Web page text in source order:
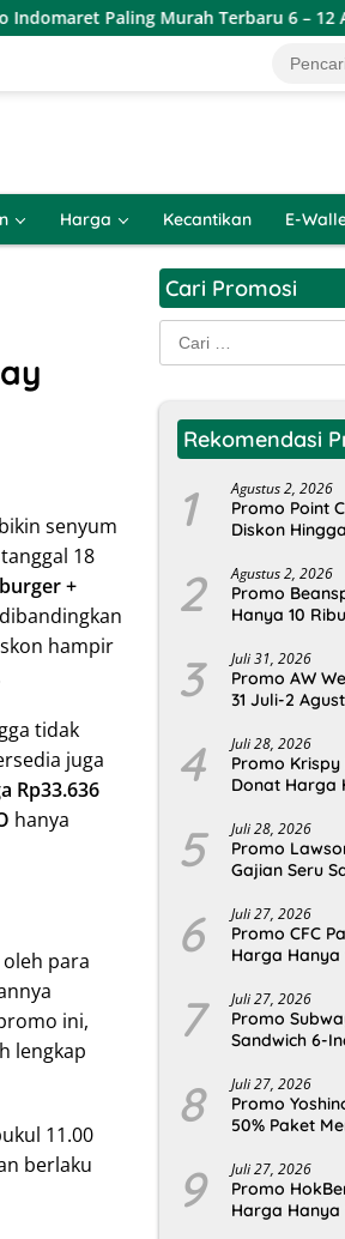
Murah Terbaru 6 – 12 Agustus 2026
Harga Kecantikan E-
senyum
18
+
hampir
tidak
juga
Rp33.636
hanya
para
ini,
lengkap
11.00
berlaku
Cari Promosi
Cari
untuk:
Rekomendasi
1 Agustus 2, 2026
Promo Point
Diskon
2 Agustus 2, 2026
Promo
Hanya 10
3 Juli 31, 2026
Promo AW
31 Juli-2
4 Juli 28, 2026
Promo Krispy
Donat Harga
5 Juli 28, 2026
Promo
Gajian Seru
6 Juli 27, 2026
Promo CFC
Harga Hanya
7 Juli 27, 2026
Promo
Sandwich 6-
8 Juli 27, 2026
Promo
50% Paket
9 Juli 27, 2026
Promo
Harga Hanya